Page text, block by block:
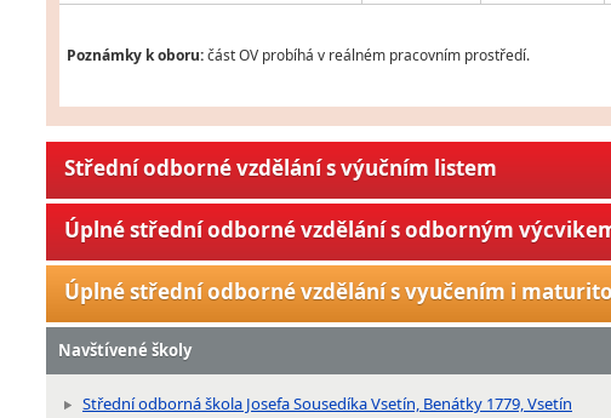
Poznámky k oboru:část OV probíhá v reálném pracovním prostředí.
Střední odborné vzdělání s výučním listem
Úplné střední odborné vzdělání s odborným
Úplné střední odborné vzdělání s vyučením i
Navštívené školy
Střední odborná škola Josefa Sousedíka Vsetín, Benátky 1779, Vsetín